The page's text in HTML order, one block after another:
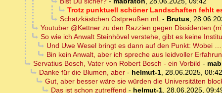
Trotz punktuell schöner Landschaften fehlt
Schatzkästchen Ostpreußen mL- Brutus,
Youtuber @Kettner zu den Razzien gegen Dissidenten
So wie ich Anwalt Steinhövel verstehe, gibt es keine
Und Uwe Wesel bringt es dann auf den Punkt: Wobei …
Bin kein Anwalt, aber ich spreche aus leidvoller
Servatius Bosch, Vater von Robert Bosch - ein Vorbild -
Danke für die Blumen, aber- helmut-1, 28.06.2025, 08:42
Gut, aber besser wäre sie würden die Universitäten
Das ist schon zutreffend - helmut-1, 28.06.2025,